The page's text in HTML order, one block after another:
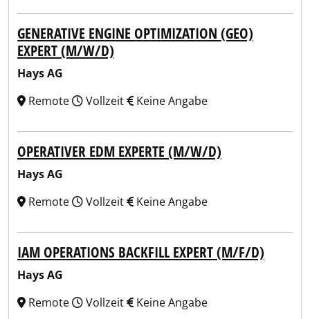
GENERATIVE ENGINE OPTIMIZATION (GEO)
EXPERT (M/W/D)
Hays AG
Remote
Vollzeit Keine Angabe
OPERATIVER EDM EXPERTE (M/W/D)
Hays AG
Remote
Vollzeit Keine Angabe
IAM OPERATIONS BACKFILL EXPERT (M/F/D)
Hays AG
Remote
Vollzeit Keine Angabe